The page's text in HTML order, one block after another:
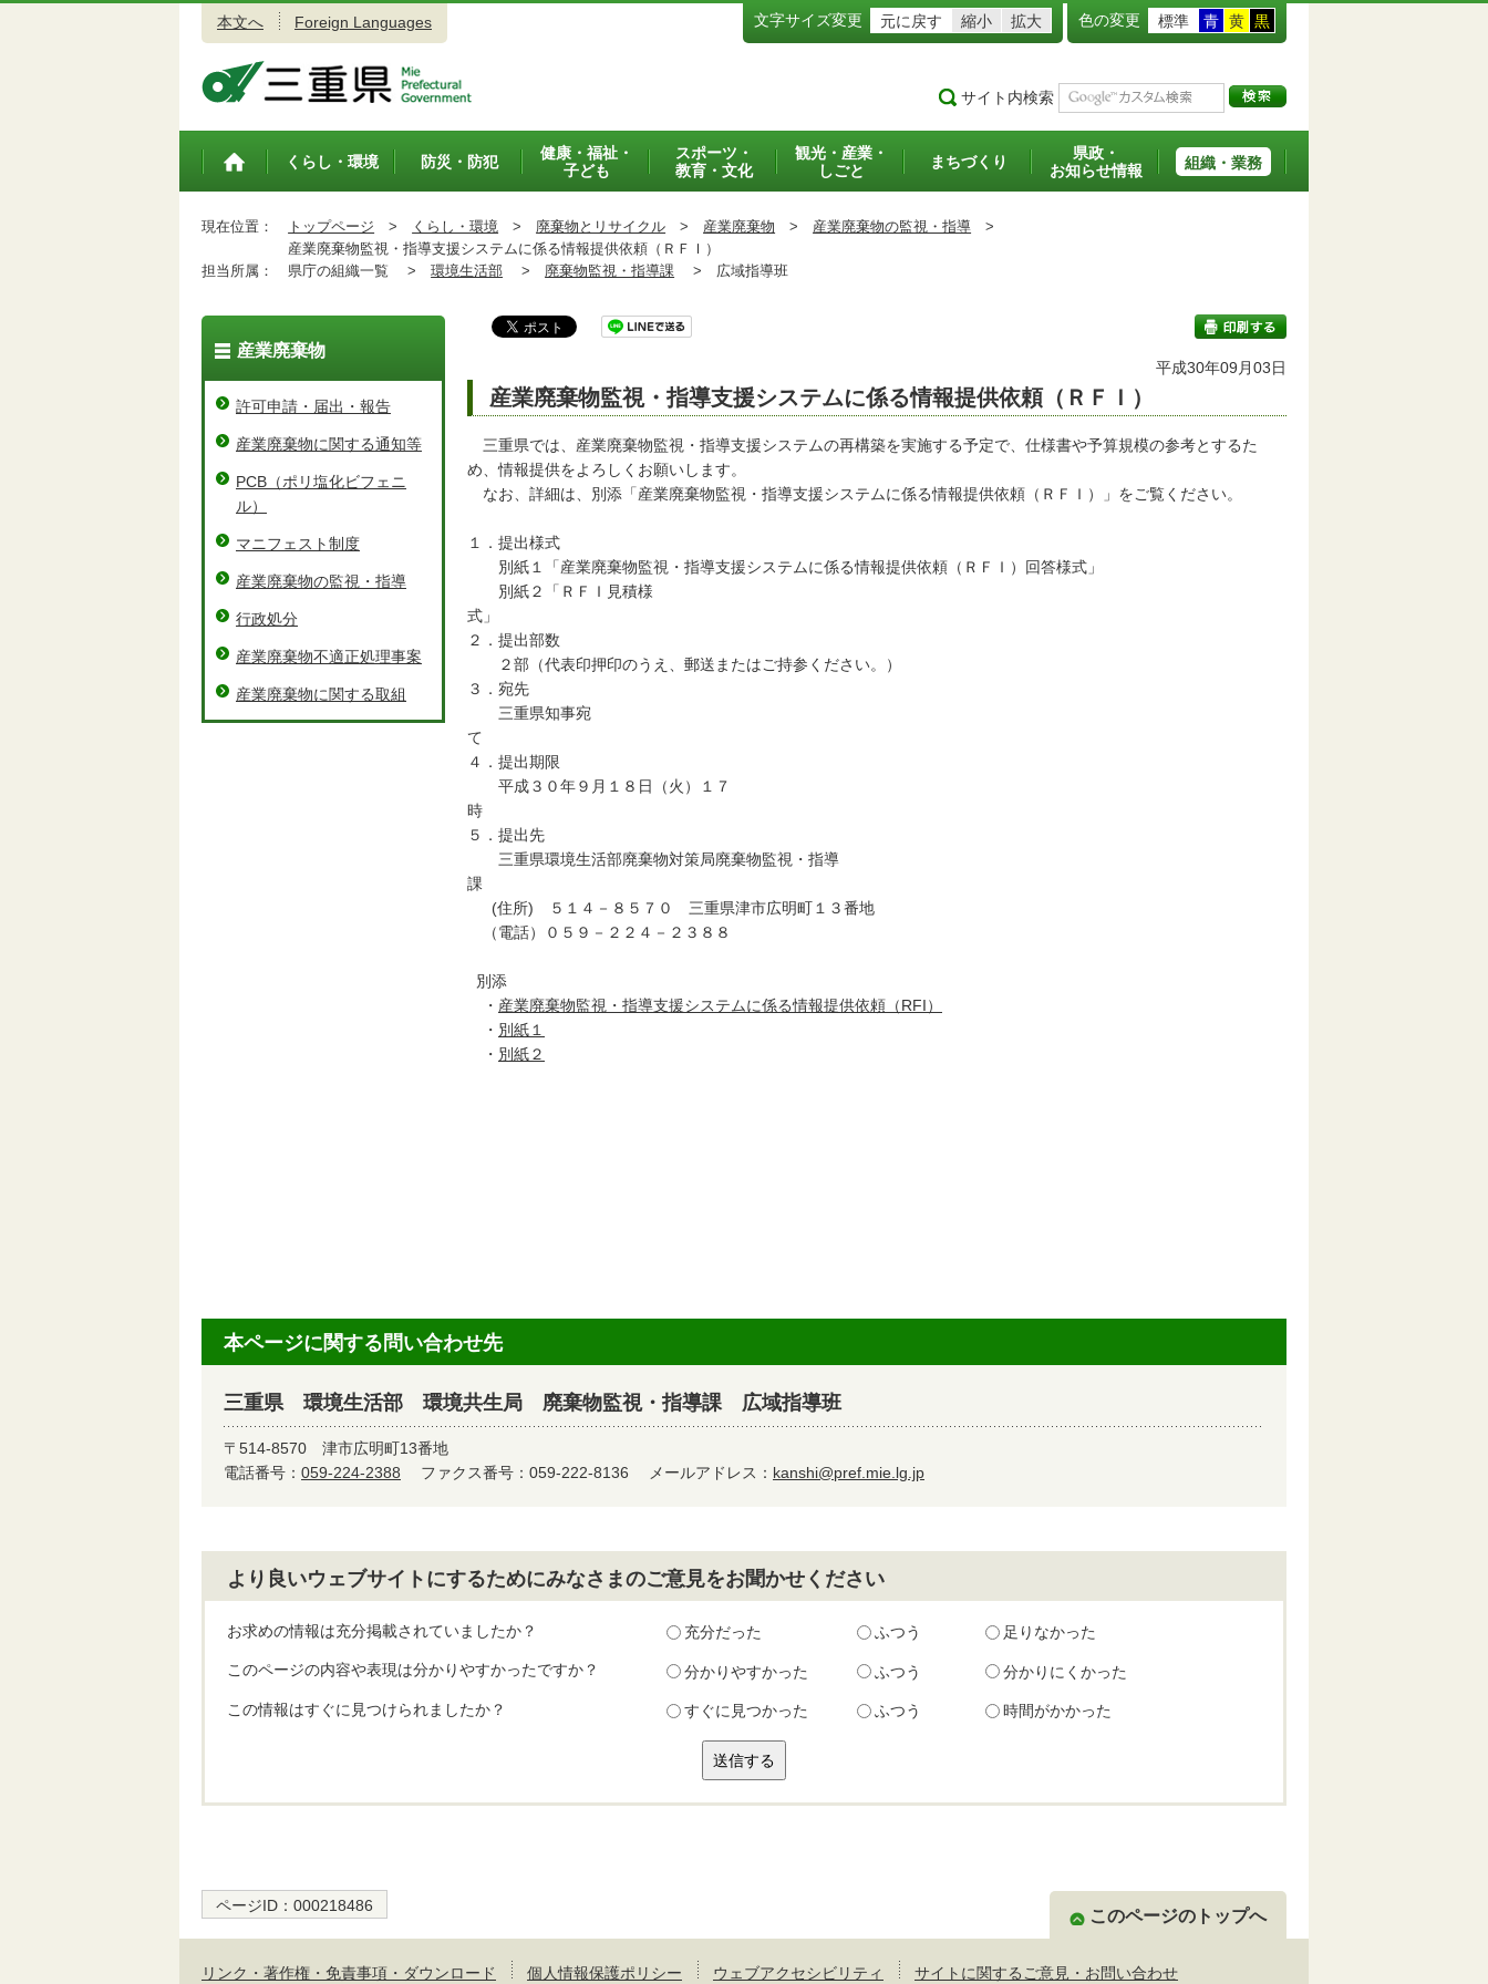
本文へ Foreign Languages 文字サイズ変更 元に戻す 縮小 拡大 色の変更 標準 青 黄 黒
サイト内検索
トップペ
くらし・環境 防災・防犯
健康・福祉・
子ども
スポーツ・
教育・文化
観光・産業・
しごと
まちづくり
県政・
お知らせ情報
組織・業務
現在位置： トップページ > くらし・環境 > 廃棄物とリサイクル > 産業廃棄物 > 産業廃棄物の監視・指導 >
産業廃棄物監視・指導支援システムに係る情報提供依頼（ＲＦＩ）
担当所属：
県庁の組織一覧 > 環境生活部 > 廃棄物監視・指導課 > 広域指導班
印刷する
平成30年09月03日
産業廃棄物監視・指導支援システムに係る情報提供依頼（ＲＦＩ）
三重県では、産業廃棄物監視・指導支援システムの再構築を実施する予定で、仕様書や予算規模の参考とするた
め、情報提供をよろしくお願いします。
なお、詳細は、別添「産業廃棄物監視・指導支援システムに係る情報提供依頼（ＲＦＩ）」をご覧ください。
１．提出様式
別紙１「産業廃棄物監視・指導支援システムに係る情報提供依頼（ＲＦＩ）回答様式」
別紙２「ＲＦＩ見積様
式」
２．提出部数
２部（代表印押印のうえ、郵送またはご持参ください。）
３．宛先
三重県知事宛
て
４．提出期限
平成３０年９月１８日（火）１７
時
５．提出先
三重県環境生活部廃棄物対策局廃棄物監視・指導
(住所) ５１４－８５７０ 三重県津市広明町１３番地
（電話）０５９－２２４－２３８８
別添
・ 産業廃棄物監視・指導支援システムに係る情報提供依頼（RFI）
・ 別紙１
・ 別紙２
産業廃棄物
許可申請・届出・報告
産業廃棄物に関する通知等
PCB（ポリ塩化ビフェニ
ル）
マニフェスト制度
産業廃棄物の監視・指導
行政処分
産業廃棄物不適正処理事案
産業廃棄物に関する取組
本ページに関する問い合わせ先
三重県 環境生活部 環境共生局 廃棄物監視・指導課 広域指導班
〒514-8570 津市広明町13番地
電話番号： 059-224-2388 ファクス番号：059-222-8136 メールアドレス： kanshi@pref.mie.lg.jp
より良いウェブサイトにするためにみなさまのご意見をお聞かせください
お求めの情報は充分掲載されていましたか？ 充分だった ふつう 足りなかった
このページの内容や表現は分かりやすかったですか？ 分かりやすかった ふつう 分かりにくかった
この情報はすぐに見つけられましたか？ すぐに見つかった ふつう 時間がかかった
ページID： 000218486
このページのトップへ
リンク・著作権・免責事項・ダウンロード 個人情報保護ポリシー ウェブアクセシビリティ サイトに関するご意見・お問い合わせ